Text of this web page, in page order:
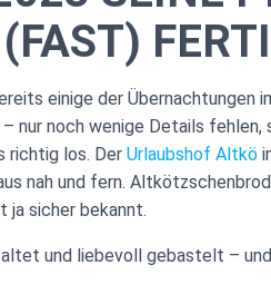
einige der Übernachtungen
nur noch wenige Details fehlen,
richtig los. Der Urlaubshof Altkö
nah und fern.
ja sicher bekannt.
und liebevoll gebastelt –